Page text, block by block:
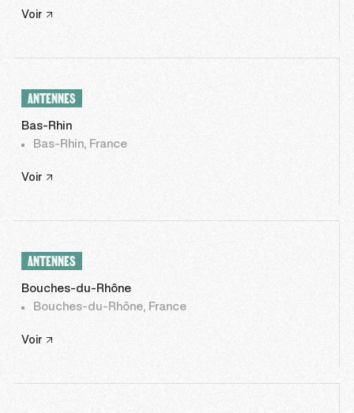
Voir
ANTENNES
Bas-Rhin
Bas-Rhin, France
Voir
ANTENNES
Bouches-du-Rhône
Bouches-du-Rhône, France
Voir